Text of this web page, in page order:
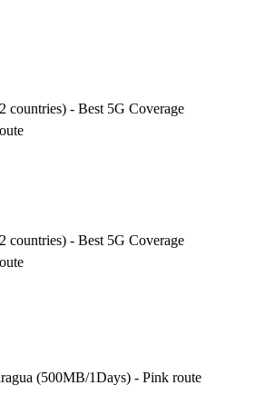
countries) - Best 5G Coverage
countries) - Best 5G Coverage
(500MB/1Days) - Pink route